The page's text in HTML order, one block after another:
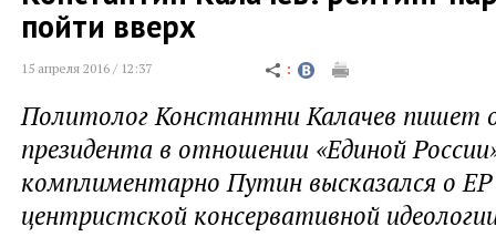
пойти вверх
15 апреля 2016 / 12:37
Политолог Константни Калачев пишет
президента в отношении «Единой
комплиментарно Путин высказался о ЕР
центристской консервативной